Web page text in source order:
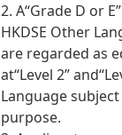
2. A“Grade D or
HKDSE Other
are regarded as
at“Level 2”
Language
purpose.